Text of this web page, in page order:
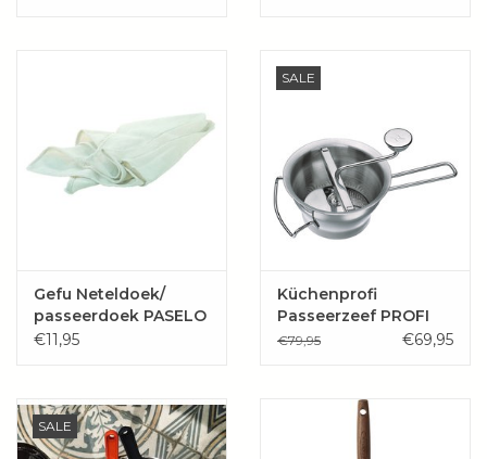
Gefu Neteldoek/
passeerdoek PASELO
€11,95
SALE
Küchenprofi
Passeerzeef PROFI
€79,95 €69,95
SALE